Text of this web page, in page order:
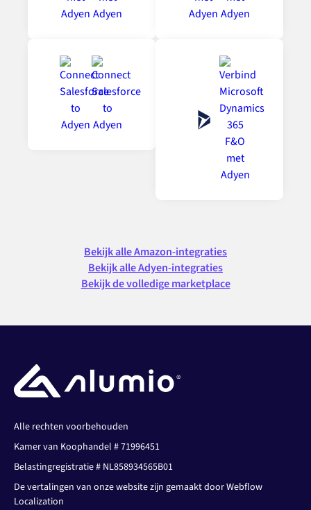
Bekijk alle Amazon-integraties
Bekijk alle Adyen-integraties
Bekijk de volledige marketplace
Alle rechten voorbehouden
Kamer van Koophandel # 71996451
Belastingregistratie # NL858934565B01
De vertalingen van onze website zijn gemaakt door Webflow
Localization